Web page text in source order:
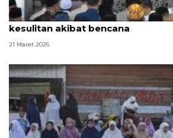
Khatib: Idul Fitri momentum
kesulitan akibat bencana
21 Maret 2026